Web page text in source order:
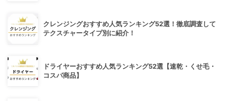
クレンジングおすすめ人気ランキング52選！徹底調査して
テクスチャータイプ別に紹介！
ドライヤーおすすめ人気ランキング52選【速乾・くせ毛・
コスパ商品】